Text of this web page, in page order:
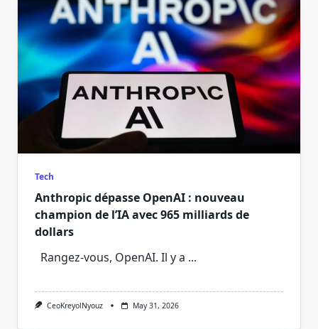
Tech
Anthropic dépasse OpenAI : nouveau
champion de l’IA avec 965 milliards de
dollars
Rangez-vous, OpenAI. Il y a ...
CeoKreyolNyouz May 31, 2026